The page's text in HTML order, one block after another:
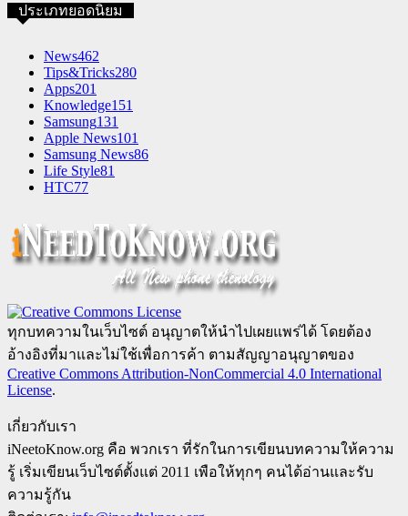
ประเภทยอดนิยม
News462
Tips&Tricks280
Apps201
Knowledge151
Samsung131
Apple News101
Samsung News86
Life Style81
HTC77
ทุกบทความในเว็บไซต์ อนุญาตให้นำไปเผยแพร่ได้ โดยต้อง
อ้างอิงที่มาและไม่ใช้เพื่อการค้า ตามสัญญาอนุญาตของ
Creative Commons Attribution-NonCommercial 4.0 International
License.
เกี่ยวกับเรา
iNeetoKnow.org คือ พวกเรา ที่รักในการเขียนบทความให้ความ
รู้ เริ่มเขียนเว็บไซต์ตั้งแต่ 2011 เพือให้ทุกๆ คนได้อ่านและรับ
ความรู้กัน